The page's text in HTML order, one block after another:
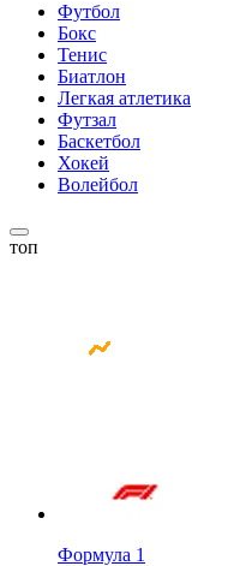
Футбол
Бокс
Тенис
Биатлон
Легкая атлетика
Футзал
Баскетбол
Хокей
Волейбол
топ
Формула 1